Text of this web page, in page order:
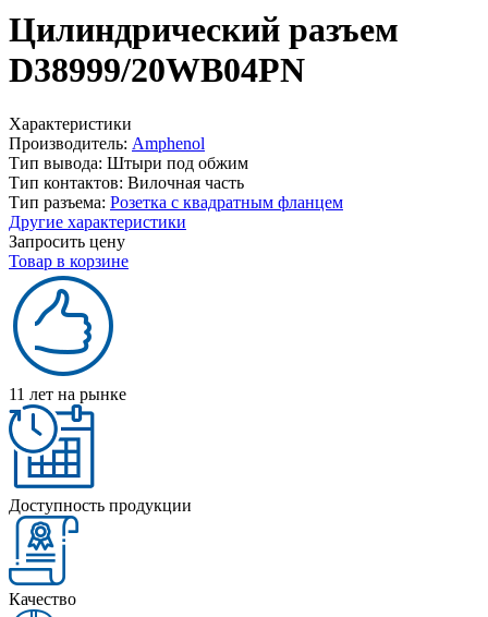
Цилиндрический разъем
D38999/20WB04PN
Характеристики
Производитель: Amphenol
Тип вывода: Штыри под обжим
Тип контактов: Вилочная часть
Тип разъема: Розетка с квадратным фланцем
Другие характеристики
Запросить цену
Товар в корзине
11 лет на рынке
Доступность продукции
Качество